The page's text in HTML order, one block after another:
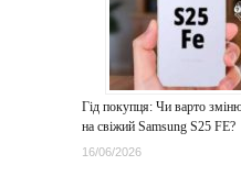
Гід покупця: Чи варто
на свіжий Samsung S25 FE?
16/06/2026